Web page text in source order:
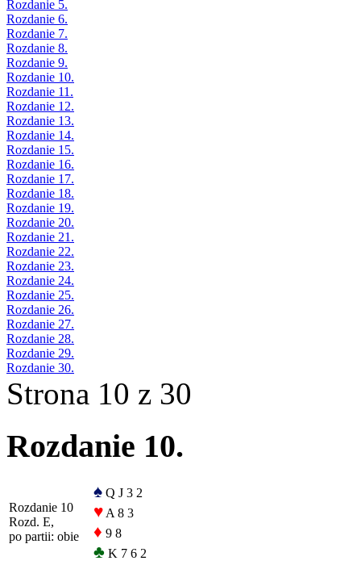
Rozdanie 5.
Rozdanie 6.
Rozdanie 7.
Rozdanie 8.
Rozdanie 9.
Rozdanie 10.
Rozdanie 11.
Rozdanie 12.
Rozdanie 13.
Rozdanie 14.
Rozdanie 15.
Rozdanie 16.
Rozdanie 17.
Rozdanie 18.
Rozdanie 19.
Rozdanie 20.
Rozdanie 21.
Rozdanie 22.
Rozdanie 23.
Rozdanie 24.
Rozdanie 25.
Rozdanie 26.
Rozdanie 27.
Rozdanie 28.
Rozdanie 29.
Rozdanie 30.
Strona 10 z 30
Rozdanie 10.
Rozdanie 10
Rozd. E,
po partii: obie
♠ Q J 3 2
♥ A 8 3
♦ 9 8
♣ K 7 6 2